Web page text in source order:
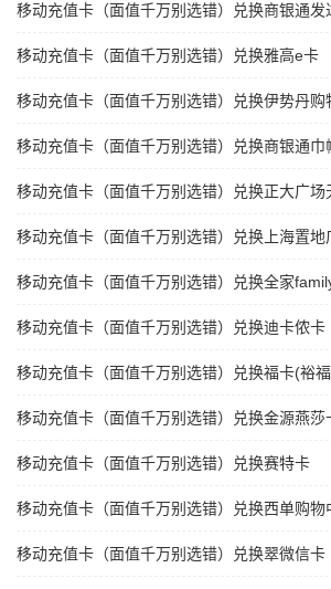
移动充值卡（面值千万别选错）兑换商银通发
移动充值卡（面值千万别选错）兑换雅高e卡
移动充值卡（面值千万别选错）兑换伊势丹购
移动充值卡（面值千万别选错）兑换商银通巾
移动充值卡（面值千万别选错）兑换正大广场
移动充值卡（面值千万别选错）兑换上海置地
移动充值卡（面值千万别选错）兑换全家
移动充值卡（面值千万别选错）兑换迪卡侬卡
移动充值卡（面值千万别选错）兑换福卡(裕
移动充值卡（面值千万别选错）兑换金源燕莎
移动充值卡（面值千万别选错）兑换赛特卡
移动充值卡（面值千万别选错）兑换西单购物
移动充值卡（面值千万别选错）兑换翠微信卡